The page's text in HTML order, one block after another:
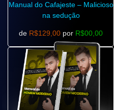
Manual do Cafajeste – Malicioso
na sedução
de R$129,00 por R$00,00